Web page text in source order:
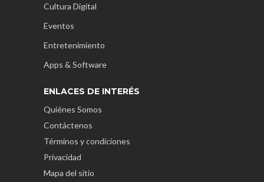
Cultura Digital
Eventos
Entretenimiento
Apps & Software
ENLACES DE INTERÉS
Quiénes Somos
Contáctenos
Términos y condiciones
Privacidad
Mapa del sitio